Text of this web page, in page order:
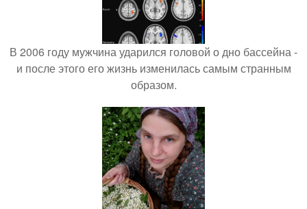
В 2006 году мужчина ударился головой о дно бассейна -
и после этого его жизнь изменилась самым странным
образом.